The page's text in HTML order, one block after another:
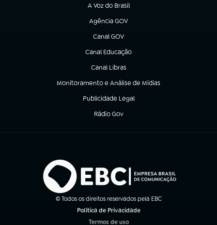
A Voz do Brasil
(abre em nova aba)
Agência GOV
(abre em nova aba)
Canal GOV
(abre em nova aba)
Canal Educação
(abre em nova aba)
Canal Libras
(abre em nova aba)
Monitoramento e Análise de Mídias
(abre em nova aba)
Publicidade Legal
(abre em nova aba)
Rádio Gov
(abre em nova aba)
© Todos os direitos reservados pela EBC
Política de Privacidade
Termos de uso